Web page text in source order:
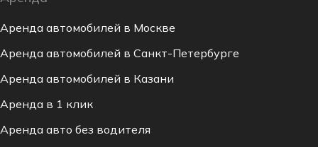
Аренда автомобилей в Москве
Аренда автомобилей в Санкт-Петербурге
Аренда автомобилей в Казани
Аренда в 1 клик
Аренда авто без водителя